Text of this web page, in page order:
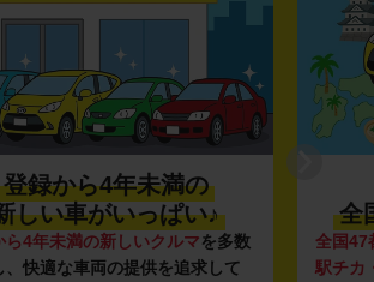
登録から4年未満の
しい車がいっぱい♪
ら4年未満の新しいクルマを多数
、快適な車両の提供を追求して
全
全国47
駅チカ